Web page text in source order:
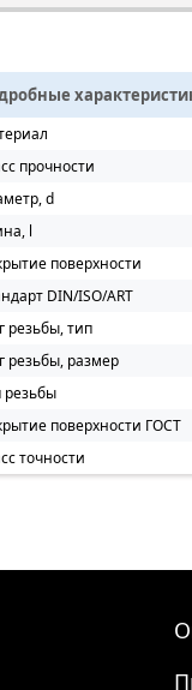
прочности
d
l
поверхности
DIN/ISO/ART
резьбы, тип
резьбы, размер
резьбы
поверхности ГОСТ
точности